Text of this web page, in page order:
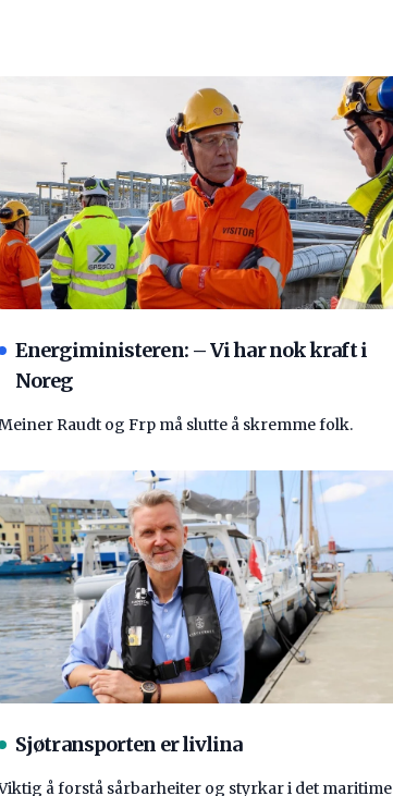
Energiministeren: – Vi har nok kraft i
Noreg
Raudt og Frp må slutte å skremme folk.
Sjøtransporten er livlina
å forstå ­sårbarheiter og styrkar i det maritime